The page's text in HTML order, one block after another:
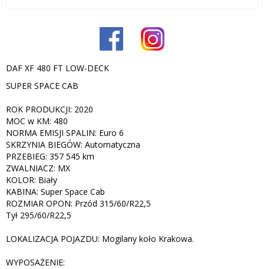
DAF XF 480 FT LOW-DECK
SUPER SPACE CAB
ROK PRODUKCJI: 2020
MOC w KM: 480
NORMA EMISJI SPALIN: Euro 6
SKRZYNIA BIEGÓW: Automatyczna
PRZEBIEG: 357 545 km
ZWALNIACZ: MX
KOLOR: Biały
KABINA: Super Space Cab
ROZMIAR OPON: Przód 315/60/R22,5
Tył 295/60/R22,5
LOKALIZACJA POJAZDU: Mogilany koło Krakowa.
WYPOSAŻENIE: